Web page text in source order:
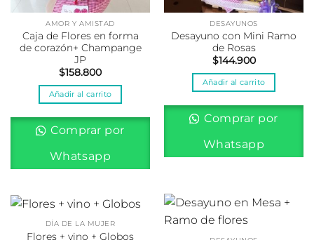
AMOR Y AMISTAD
Caja de Flores en forma
de corazón+ Champange
JP
$158.800
Añadir al carrito
Comprar por
Whatsapp
DESAYUNOS
Desayuno con Mini Ramo
de Rosas
$144.900
Añadir al carrito
Comprar por
Whatsapp
DÍA DE LA MUJER
Flores + vino + Globos